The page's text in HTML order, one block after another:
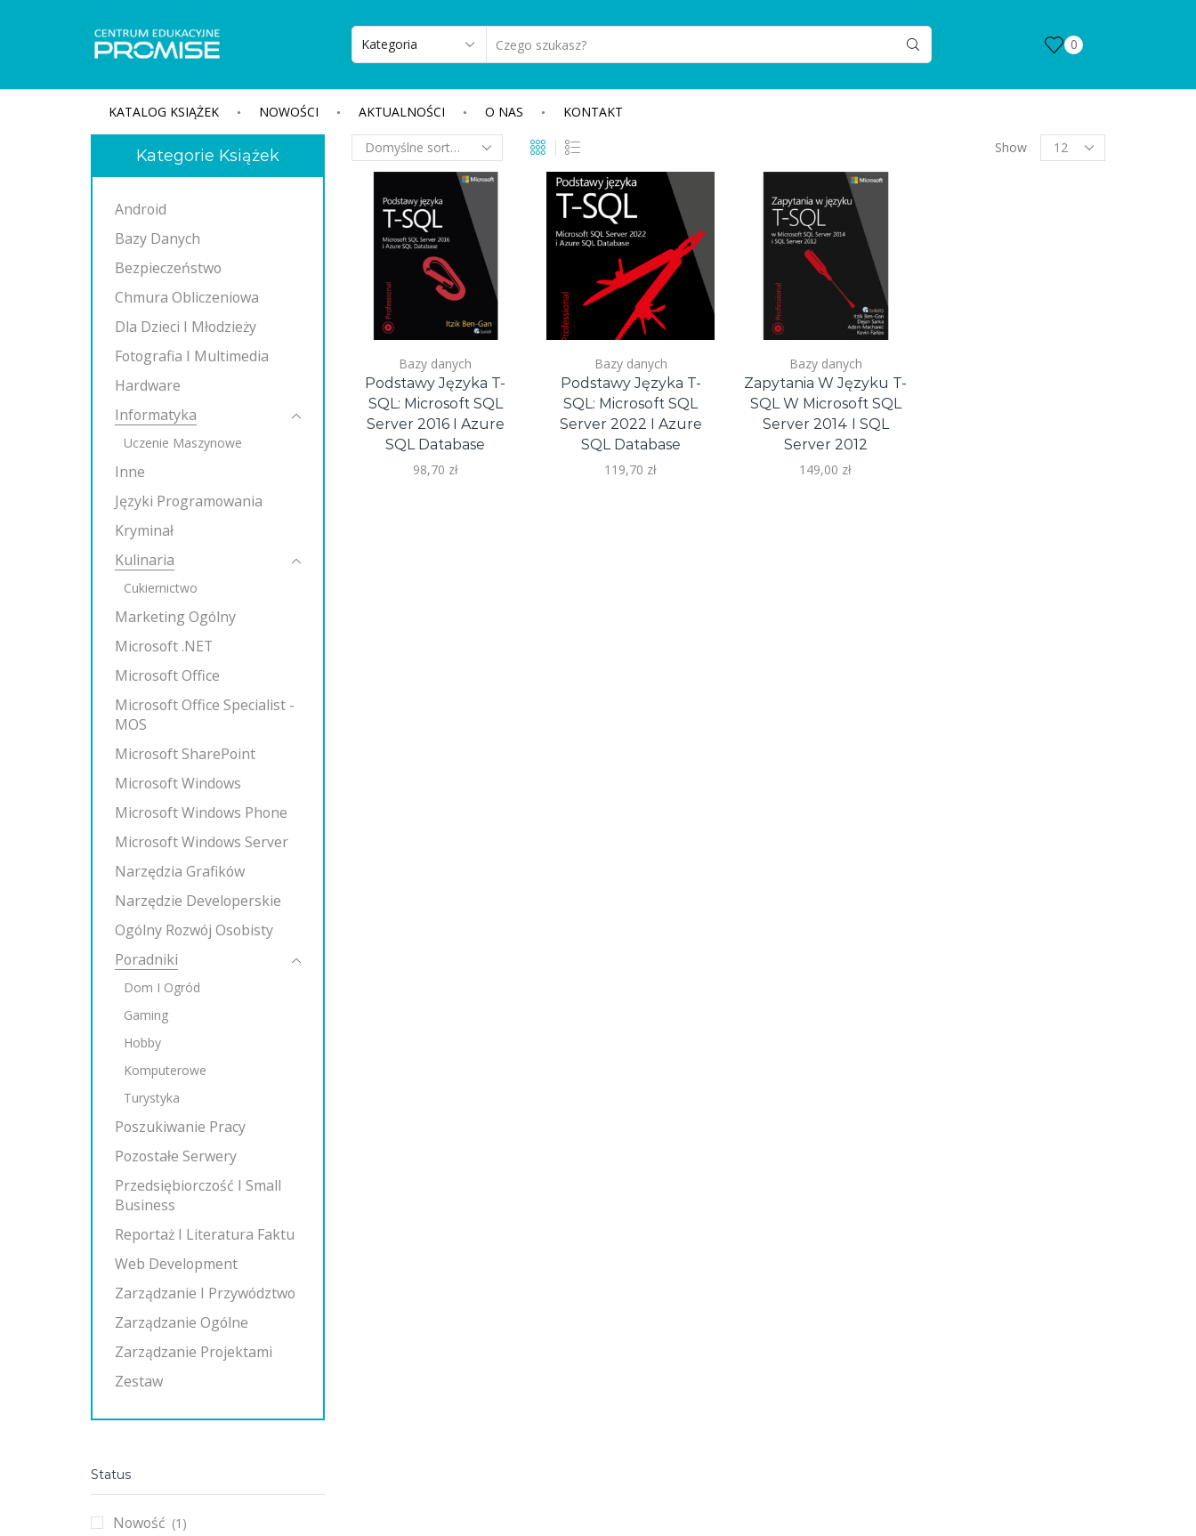
0
KATALOG KSIĄŻEK NOWOŚCI AKTUALNOŚCI O NAS KONTAKT
Show
Products
per
Bazy danych
Podstawy Języka T-
SQL: Microsoft SQL
Server 2016 I Azure
SQL Database
98,70 zł
Bazy danych
Podstawy Języka T-
SQL: Microsoft SQL
Server 2022 I Azure
SQL Database
119,70 zł
Bazy danych
Zapytania W Języku T-
SQL W Microsoft SQL
Server 2014 I SQL
Server 2012
149,00 zł
Kategorie Książek
Android
Bazy Danych
Bezpieczeństwo
Chmura Obliczeniowa
Dla Dzieci I Młodzieży
Fotografia I Multimedia
Hardware
Informatyka
Uczenie Maszynowe
Inne
Języki Programowania
Kryminał
Kulinaria
Cukiernictwo
Marketing Ogólny
Microsoft .NET
Microsoft Office
Microsoft Office Specialist -
MOS
Microsoft SharePoint
Microsoft Windows
Microsoft Windows Phone
Microsoft Windows Server
Narzędzia Grafików
Narzędzie Developerskie
Ogólny Rozwój Osobisty
Poradniki
Dom I Ogród
Gaming
Hobby
Komputerowe
Turystyka
Poszukiwanie Pracy
Pozostałe Serwery
Przedsiębiorczość I Small
Business
Reportaż I Literatura Faktu
Web Development
Zarządzanie I Przywództwo
Zarządzanie Ogólne
Zarządzanie Projektami
Zestaw
Status
Nowość (1)